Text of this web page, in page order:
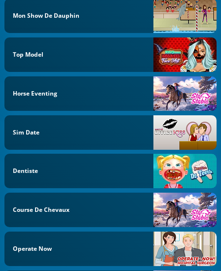
Mon Show De Dauphin
Top Model
Horse Eventing
Sim Date
Dentiste
Course De Chevaux
Operate Now